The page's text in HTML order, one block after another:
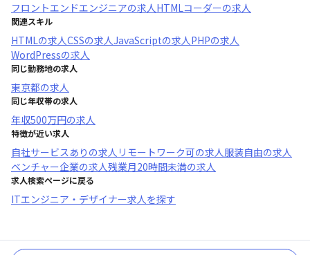
フロントエンドエンジニアの求人HTMLコーダーの求人
関連スキル
HTMLの求人CSSの求人JavaScriptの求人PHPの求人
WordPressの求人
同じ勤務地の求人
東京都の求人
同じ年収帯の求人
年収500万円の求人
特徴が近い求人
自社サービスあり の求人 リモートワーク可の求人服装自由の求人
ベンチャー企業の求人残業月20時間未満の求人
求人検索ページに戻る
ITエンジニア・デザイナー求人を探す